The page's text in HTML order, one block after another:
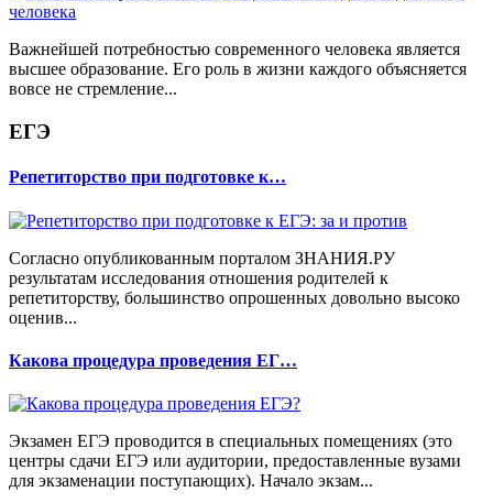
Важнейшей потребностью современного человека является
высшее образование. Его роль в жизни каждого объясняется
вовсе не стремление...
ЕГЭ
Репетиторство при подготовке к…
Согласно опубликованным порталом ЗНАНИЯ.РУ
результатам исследования отношения родителей к
репетиторству, большинство опрошенных довольно высоко
оценив...
Какова процедура проведения ЕГ…
Экзамен ЕГЭ проводится в специальных помещениях (это
центры сдачи ЕГЭ или аудитории, предоставленные вузами
для экзаменации поступающих). Начало экзам...